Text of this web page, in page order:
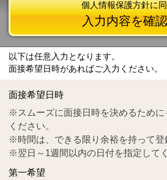
Tel
0570-55-0314
個人情報保護方針に
入力内容を確
以下は任意入力となります。
面接希望日時があればご入力ください。
面接希望日時
※スムーズに面接日時を決めるため
ください。
※時間は、できる限り余裕を持って登
※翌日～1週間以内の日付を指定してく
第一希望